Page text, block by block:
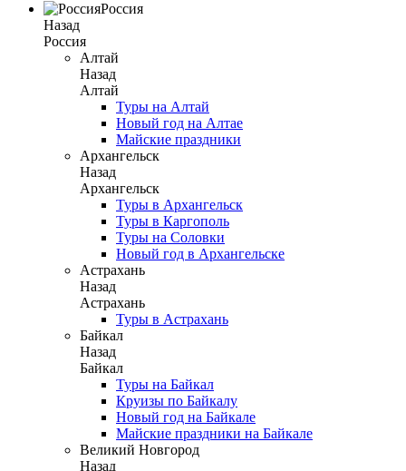
Россия
Назад
Россия
Алтай
Назад
Алтай
Туры на Алтай
Новый год на Алтае
Майские праздники
Архангельск
Назад
Архангельск
Туры в Архангельск
Туры в Каргополь
Туры на Соловки
Новый год в Архангельске
Астрахань
Назад
Астрахань
Туры в Астрахань
Байкал
Назад
Байкал
Туры на Байкал
Круизы по Байкалу
Новый год на Байкале
Майские праздники на Байкале
Великий Новгород
Назад